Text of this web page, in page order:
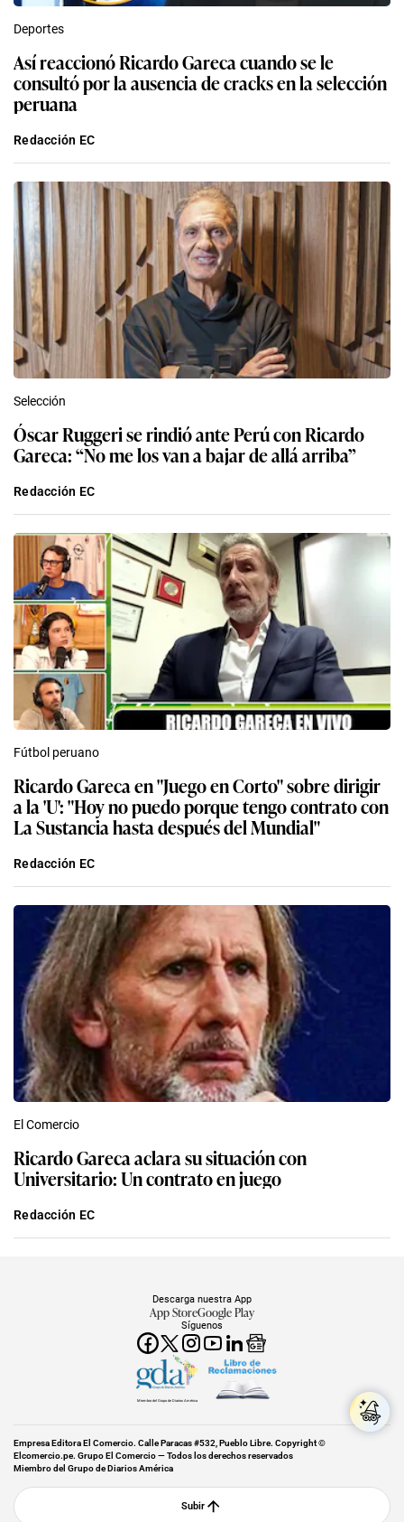
Deportes
Así reaccionó Ricardo Gareca cuando se le
consultó por la ausencia de cracks en la selección
peruana
Redacción EC
Selección
Óscar Ruggeri se rindió ante Perú con Ricardo
Gareca: “No me los van a bajar de allá arriba”
Redacción EC
Fútbol peruano
Ricardo Gareca en "Juego en Corto" sobre dirigir
a la 'U': "Hoy no puedo porque tengo contrato con
La Sustancia hasta después del Mundial"
Redacción EC
El Comercio
Ricardo Gareca aclara su situación con
Universitario: Un contrato en juego
Redacción EC
Síguenos
Descarga nuestra App
App StoreGoogle Play
Miembro del Grupo de Diarios América
Empresa Editora El Comercio. Calle Paracas #532, Pueblo Libre. Copyright ©
Elcomercio.pe. Grupo El Comercio — Todos los derechos reservados
Miembro del Grupo de Diarios América
Subir